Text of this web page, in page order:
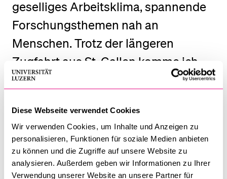
Diese Webseite verwendet Cookies
Wir verwenden Cookies, um Inhalte und Anzeigen zu
personalisieren, Funktionen für soziale Medien anbieten
zu können und die Zugriffe auf unsere Website zu
analysieren. Außerdem geben wir Informationen zu Ihrer
Verwendung unserer Website an unsere Partner für
geselliges Arbeitsklima, spannende
Forschungsthemen nah an
Menschen. Trotz der längeren
Zugfahrt aus St. Gallen komme ich
sehr gerne hierher.»
Sportangebot
Anmeldung und Zulassung